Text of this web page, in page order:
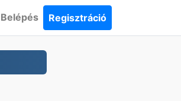
Belépés Regisztráció